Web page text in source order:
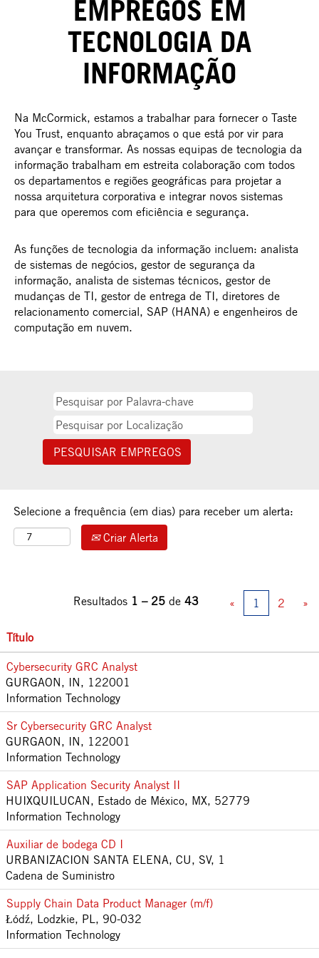
EMPREGOS EM
TECNOLOGIA DA
INFORMAÇÃO
Na McCormick, estamos a trabalhar para fornecer o Taste
You Trust, enquanto abraçamos o que está por vir para
avançar e transformar. As nossas equipas de tecnologia da
informação trabalham em estreita colaboração com todos
os departamentos e regiões geográficas para projetar a
nossa arquitetura corporativa e integrar novos sistemas
para que operemos com eficiência e segurança.
As funções de tecnologia da informação incluem: analista
de sistemas de negócios, gestor de segurança da
informação, analista de sistemas técnicos, gestor de
mudanças de TI, gestor de entrega de TI, diretores de
relacionamento comercial, SAP (HANA) e engenheiros de
computação em nuvem.
Selecione a frequência (em dias) para receber um alerta:
Criar Alerta
Resultados 1 – 25 de 43 « 1 2 »
Título
Cybersecurity GRC Analyst
GURGAON, IN, 122001
Information Technology
Sr Cybersecurity GRC Analyst
GURGAON, IN, 122001
Information Technology
SAP Application Security Analyst II
HUIXQUILUCAN, Estado de México, MX, 52779
Information Technology
Auxiliar de bodega CD I
URBANIZACION SANTA ELENA, CU, SV, 1
Cadena de Suministro
Supply Chain Data Product Manager (m/f)
Łódź, Lodzkie, PL, 90-032
Information Technology